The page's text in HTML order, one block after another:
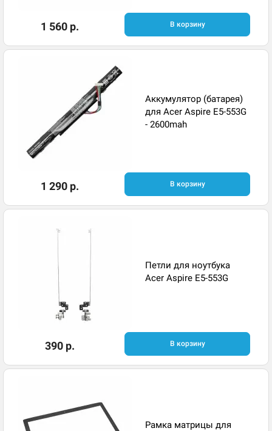
1 560 р. В корзину
Аккумулятор (батарея)
для Acer Aspire E5-553G
- 2600mah
1 290 р. В корзину
Петли для ноутбука
Acer Aspire E5-553G
390 р. В корзину
Рамка матрицы для